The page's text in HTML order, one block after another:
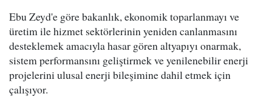
Ebu Zeyd'e göre bakanlık, ekonomik toparlanmayı ve
üretim ile hizmet sektörlerinin yeniden canlanmasını
desteklemek amacıyla hasar gören altyapıyı onarmak,
sistem performansını geliştirmek ve yenilenebilir enerji
projelerini ulusal enerji bileşimine dahil etmek için
çalışıyor.